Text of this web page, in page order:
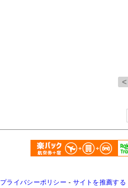
プライバシーポリシー - サイトを推薦する